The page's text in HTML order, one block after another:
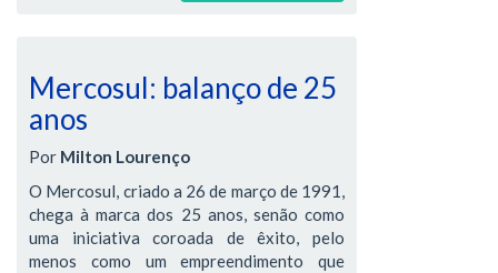
Mercosul: balanço de 25
anos
Por Milton Lourenço
O Mercosul, criado a 26 de março de 1991,
chega à marca dos 25 anos, senão como
uma iniciativa coroada de êxito, pelo
menos como um empreendimento que